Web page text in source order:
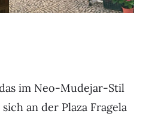
im Neo-Mudejar-Stil
an der Plaza Fragela